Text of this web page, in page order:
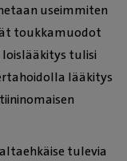
useimmiten
toukkamuodot
tulisi
lääkitys
tulevia